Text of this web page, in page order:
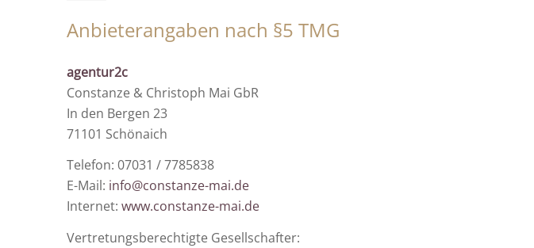
Anbieterangaben nach §5 TMG
agentur2c
Constanze & Christoph Mai GbR
In den Bergen 23
71101 Schönaich
Telefon: 07031 / 7785838
E-Mail: info@constanze-mai.de
Internet: www.constanze-mai.de
Vertretungsberechtigte Gesellschafter: